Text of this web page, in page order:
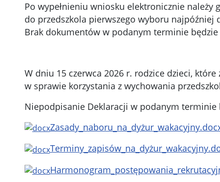
Po wypełnieniu wniosku elektronicznie należy
do przedszkola pierwszego wyboru najpóźniej
Brak dokumentów w podanym terminie będzie
W dniu 15 czerwca 2026 r. rodzice dzieci,
w sprawie korzystania z wychowania
Niepodpisanie Deklaracji w podanym terminie